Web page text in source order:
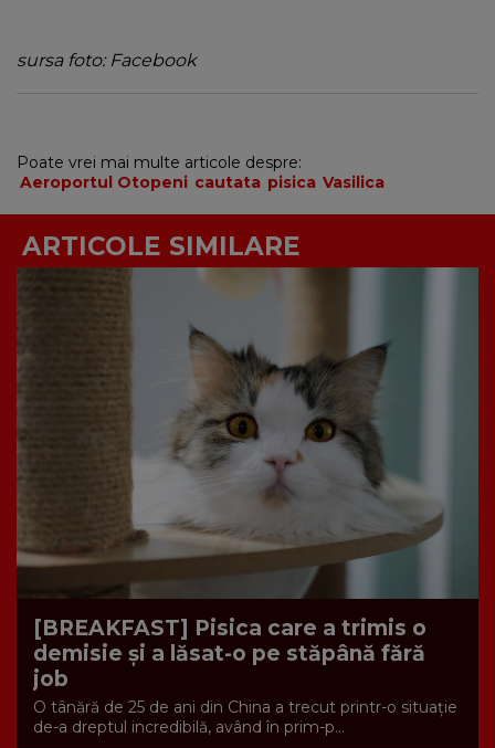
sursa foto: Facebook
Poate vrei mai multe articole despre:
Aeroportul Otopeni cautata pisica Vasilica
ARTICOLE SIMILARE
[BREAKFAST] Pisica care a trimis o
demisie și a lăsat-o pe stăpână fără
job
O tânără de 25 de ani din China a trecut printr-o situație
de-a dreptul incredibilă, având în prim-p...